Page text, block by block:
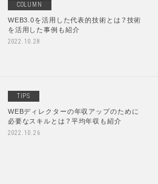
COLUMN
WEB3.0を活用した代表的技術とは？技術
を活用した事例も紹介
2022.10.28
TIPS
WEBディレクターの年収アップのために
必要なスキルとは？平均年収も紹介
2022.10.26